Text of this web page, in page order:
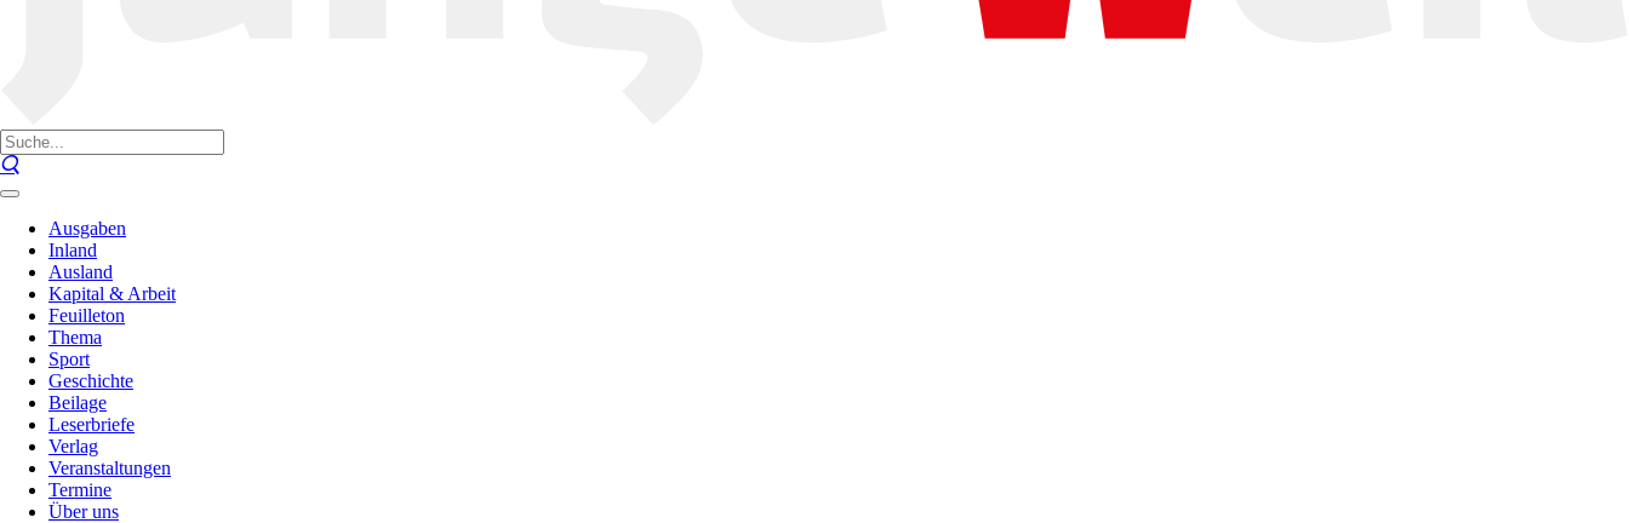
Ausgaben
Inland
Ausland
Kapital & Arbeit
Feuilleton
Thema
Sport
Geschichte
Beilage
Leserbriefe
Verlag
Veranstaltungen
Termine
Über uns